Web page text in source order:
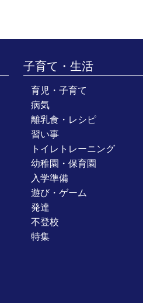
子育て・生活
育児・子育て
病気
離乳食・レシピ
習い事
トイレトレーニング
幼稚園・保育園
入学準備
遊び・ゲーム
発達
不登校
特集